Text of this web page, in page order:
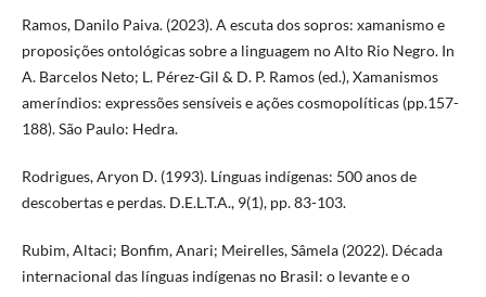
Ramos, Danilo Paiva. (2023). A escuta dos sopros: xamanismo e
proposições ontológicas sobre a linguagem no Alto Rio Negro. In
A. Barcelos Neto; L. Pérez-Gil & D. P. Ramos (ed.), Xamanismos
ameríndios: expressões sensíveis e ações cosmopolíticas (pp.157-
188). São Paulo: Hedra.
Rodrigues, Aryon D. (1993). Línguas indígenas: 500 anos de
descobertas e perdas. D.E.L.T.A., 9(1), pp. 83-103.
Rubim, Altaci; Bonfim, Anari; Meirelles, Sâmela (2022). Década
internacional das línguas indígenas no Brasil: o levante e o